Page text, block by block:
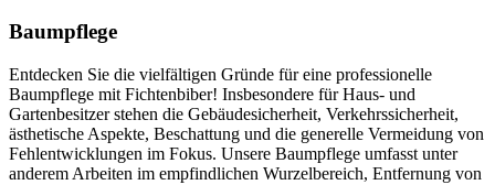
Baumpflege
Entdecken Sie die vielfältigen Gründe für eine professionelle
Baumpflege mit Fichtenbiber! Insbesondere für Haus- und
Gartenbesitzer stehen die Gebäudesicherheit, Verkehrssicherheit,
ästhetische Aspekte, Beschattung und die generelle Vermeidung von
Fehlentwicklungen im Fokus. Unsere Baumpflege umfasst unter
anderem Arbeiten im empfindlichen Wurzelbereich, Entfernung von